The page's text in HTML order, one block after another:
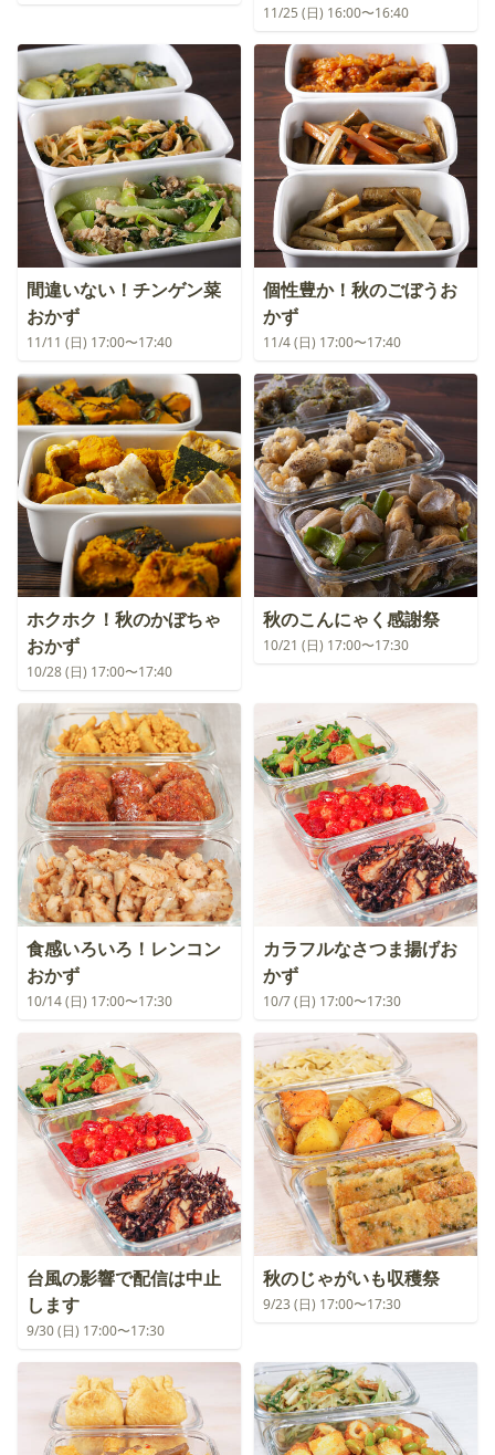
11/25 (日) 16:00〜16:40
間違いない！チンゲン菜
おかず
11/11 (日) 17:00〜17:40
個性豊か！秋のごぼうお
かず
11/4 (日) 17:00〜17:40
ホクホク！秋のかぼちゃ
おかず
10/28 (日) 17:00〜17:40
秋のこんにゃく感謝祭
10/21 (日) 17:00〜17:30
食感いろいろ！レンコン
おかず
10/14 (日) 17:00〜17:30
カラフルなさつま揚げお
かず
10/7 (日) 17:00〜17:30
台風の影響で配信は中止
します
9/30 (日) 17:00〜17:30
秋のじゃがいも収穫祭
9/23 (日) 17:00〜17:30